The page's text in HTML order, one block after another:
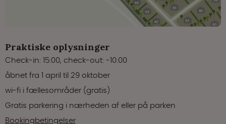
Praktiske oplysninger
Check-in: 15:00, check-out: -10:00
åbnet fra 1 april til 29 oktober
wi-fi i fællesområder (gratis)
Gratis parkering i nærheden af eller på parken
Bookingbetingelser